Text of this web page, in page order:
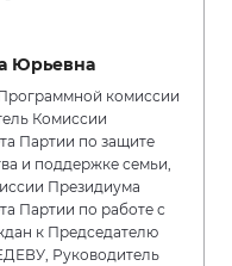
Юрьевна
комиссии
Комиссии
Партии по защите
и поддержке семьи,
Президиума
Партии по работе с
к Председателю
Руководитель